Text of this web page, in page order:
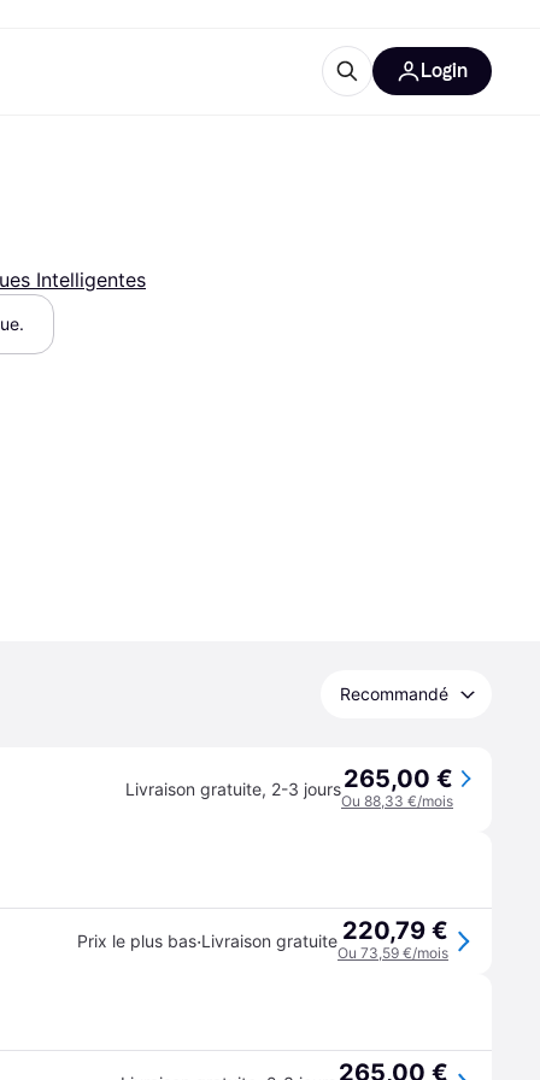
Login
Intelligentes
Recommandé
Livraison gratuite, 2-3 jours265,00 €
Ou 88,33 €/mois
Prix le plus bas·Livraison gratuite 220,79 €
Ou 73,59 €/mois
265,00 €